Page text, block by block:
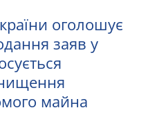
оголошує
заяв у
майна